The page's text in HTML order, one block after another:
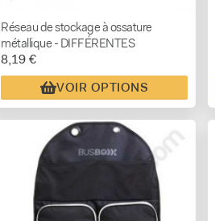
Réseau de stockage à ossature
métallique - DIFFÉRENTES
MESURES
8,19 €
VOIR OPTIONS